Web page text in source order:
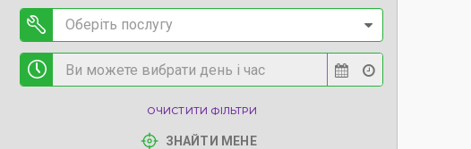
Оберіть послугу
ОЧИСТИТИ ФІЛЬТРИ
ЗНАЙТИ МЕНЕ